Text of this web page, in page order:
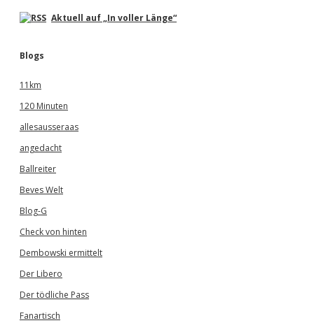
Aktuell auf „In voller Länge“
Blogs
11km
120 Minuten
allesausseraas
angedacht
Ballreiter
Beves Welt
Blog-G
Check von hinten
Dembowski ermittelt
Der Libero
Der tödliche Pass
Fanartisch